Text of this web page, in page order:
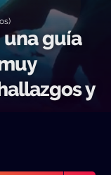
una guía
y